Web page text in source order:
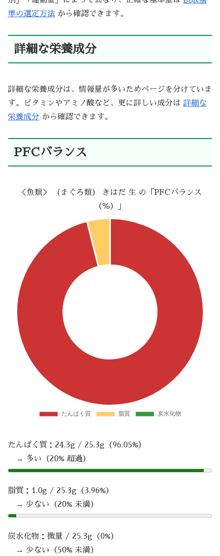
準の選定方法 から確認できます。
詳細な栄養成分
詳細な栄養成分は、情報量が多いためページを分けていま
す。ビタミンやアミノ酸など、更に詳しい成分は 詳細な
栄養成分 から確認できます。
PFCバランス
＜魚類＞ （まぐろ類） きはだ 生 の「PFCバランス
（％）」
たんぱく質：24.3g / 25.3g（96.05%）
→ 多い（20% 超過）
脂質：1.0g / 25.3g（3.96%）
→ 少ない（20% 未満）
炭水化物：微量 / 25.3g（0%）
→ 少ない（50% 未満）